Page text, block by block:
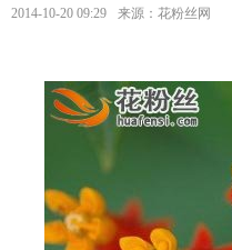
2014-10-20 09:29 来源： 花粉丝网